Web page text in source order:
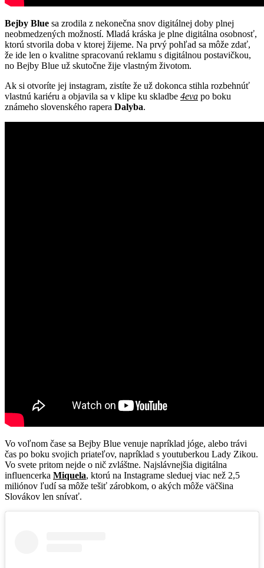
Bejby Blue sa zrodila z nekonečna snov digitálnej doby plnej
neobmedzených možností. Mladá kráska je plne digitálna osobnosť,
ktorú stvorila doba v ktorej žijeme. Na prvý pohľad sa môže zdať,
že ide len o kvalitne spracovanú reklamu s digitálnou postavičkou,
no Bejby Blue už skutočne žije vlastným životom.
Ak si otvoríte jej instagram, zistíte že už dokonca stihla rozbehnúť
vlastnú kariéru a objavila sa v klipe ku skladbe 4eva po boku
známeho slovenského rapera Dalyba.
Vo voľnom čase sa Bejby Blue venuje napríklad jóge, alebo trávi
čas po boku svojich priateľov, napríklad s youtuberkou Lady Zikou.
Vo svete pritom nejde o nič zvláštne. Najslávnejšia digitálna
influencerka Miquela, ktorú na Instagrame sleduej viac než 2,5
miliónov ľudí sa môže tešiť zárobkom, o akých môže väčšina
Slovákov len snívať.